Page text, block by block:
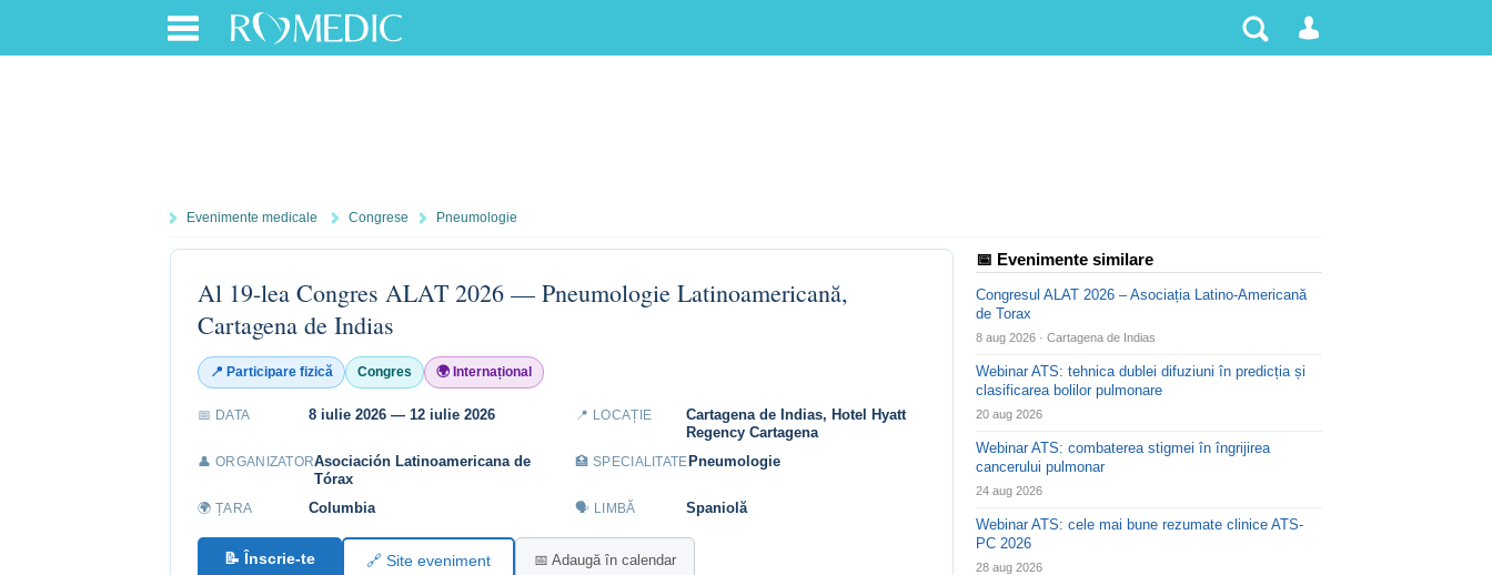
Evenimente medicale Congrese Pneumologie
Al 19-lea Congres ALAT 2026 — Pneumologie Latinoamericană,
Cartagena de Indias
📍 Participare fizică Congres 🌍 Internațional
📅 DATA 8 iulie 2026 — 12 iulie 2026 📍 LOCAȚIE
Cartagena de Indias, Hotel Hyatt
Regency Cartagena
👤 ORGANIZATORAsociación Latinoamericana de
Tórax
🏥 SPECIALITATE Pneumologie
🌍 ȚARA Columbia 🗣 LIMBĂ Spaniolă
📝 Înscrie-te 🔗 Site eveniment 📅 Adaugă în calendar
📅 Evenimente similare
Congresul ALAT 2026 – Asociația Latino-Americană
de Torax
8 aug 2026 · Cartagena de Indias
Webinar ATS: tehnica dublei difuziuni în predicția și
clasificarea bolilor pulmonare
20 aug 2026
Webinar ATS: combaterea stigmei în îngrijirea
cancerului pulmonar
24 aug 2026
Webinar ATS: cele mai bune rezumate clinice ATS-
PC 2026
28 aug 2026